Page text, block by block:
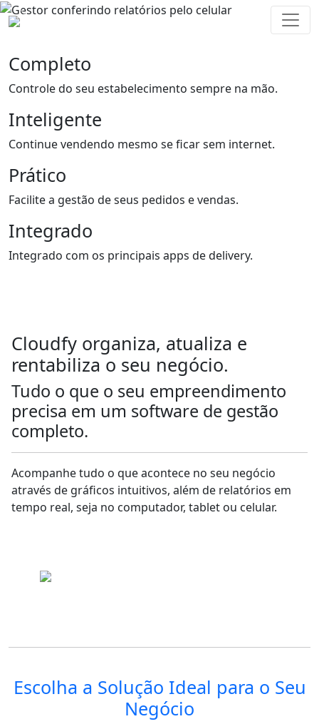
Previous Next
Completo
Controle do seu estabelecimento sempre na mão.
Inteligente
Continue vendendo mesmo se ficar sem internet.
Prático
Facilite a gestão de seus pedidos e vendas.
Integrado
Integrado com os principais apps de delivery.
Cloudfy organiza, atualiza e
rentabiliza o seu negócio.
Tudo o que o seu empreendimento
precisa em um software de gestão
completo.
Acompanhe tudo o que acontece no seu negócio
através de gráficos intuitivos, além de relatórios em
tempo real, seja no computador, tablet ou celular.
Escolha a Solução Ideal para o Seu
Negócio